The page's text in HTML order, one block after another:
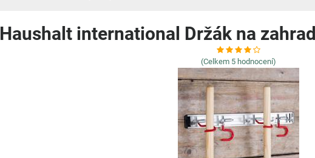
Haushalt international Držák na
(Celkem 5 hodnocení)